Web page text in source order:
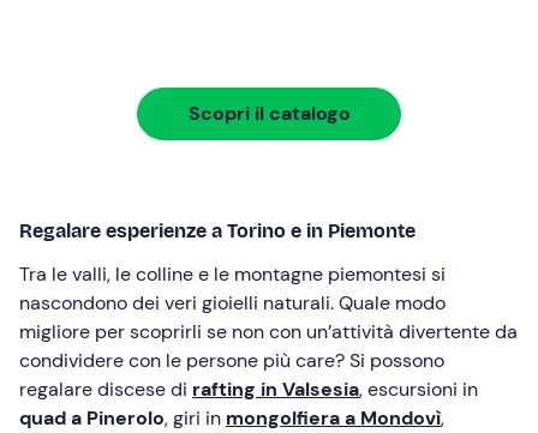
Scopri il catalogo
Regalare esperienze a Torino e in Piemonte
Tra le valli, le colline e le montagne piemontesi si
nascondono dei veri gioielli naturali. Quale modo
migliore per scoprirli se non con un’attività divertente da
condividere con le persone più care? Si possono
regalare discese di rafting in Valsesia, escursioni in
quad a Pinerolo, giri in mongolfiera a Mondovì,